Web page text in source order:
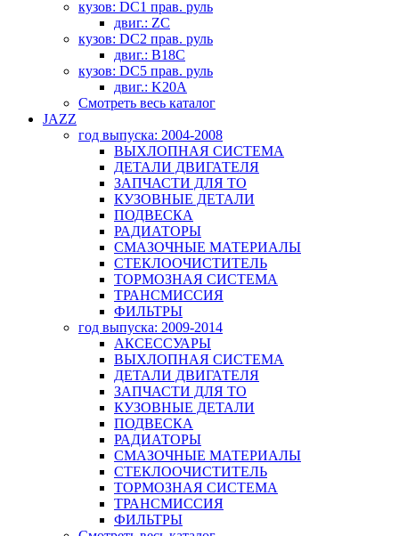
кузов: DC1 прав. руль
двиг.: ZC
кузов: DC2 прав. руль
двиг.: B18C
кузов: DC5 прав. руль
двиг.: K20A
Смотреть весь каталог
JAZZ
год выпуска: 2004-2008
ВЫХЛОПНАЯ СИСТЕМА
ДЕТАЛИ ДВИГАТЕЛЯ
ЗАПЧАСТИ ДЛЯ ТО
КУЗОВНЫЕ ДЕТАЛИ
ПОДВЕСКА
РАДИАТОРЫ
СМАЗОЧНЫЕ МАТЕРИАЛЫ
СТЕКЛООЧИСТИТЕЛЬ
ТОРМОЗНАЯ СИСТЕМА
ТРАНСМИССИЯ
ФИЛЬТРЫ
год выпуска: 2009-2014
АКСЕССУАРЫ
ВЫХЛОПНАЯ СИСТЕМА
ДЕТАЛИ ДВИГАТЕЛЯ
ЗАПЧАСТИ ДЛЯ ТО
КУЗОВНЫЕ ДЕТАЛИ
ПОДВЕСКА
РАДИАТОРЫ
СМАЗОЧНЫЕ МАТЕРИАЛЫ
СТЕКЛООЧИСТИТЕЛЬ
ТОРМОЗНАЯ СИСТЕМА
ТРАНСМИССИЯ
ФИЛЬТРЫ